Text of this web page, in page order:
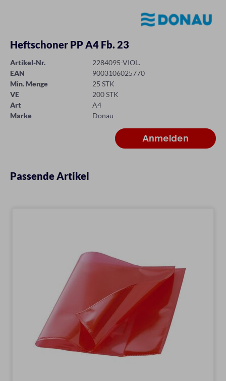
Heftschoner PP A4 Fb. 23
Artikel-Nr.
2284095-VIOL.
EAN
9003106025770
Min. Menge
25 STK
VE
200 STK
Art
A4
Marke
Donau
Passende Artikel